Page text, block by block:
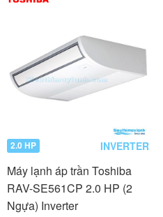
2.0 HP INVERTER
Máy lạnh áp trần Toshiba
RAV-SE561CP 2.0 HP (2
Ngựa) Inverter